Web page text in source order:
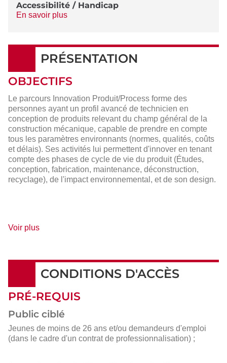
Accessibilité / Handicap
En savoir plus
PRÉSENTATION
OBJECTIFS
Le parcours Innovation Produit/Process forme des
personnes ayant un profil avancé de technicien en
conception de produits relevant du champ général de la
construction mécanique, capable de prendre en compte
tous les paramètres environnants (normes, qualités, coûts
et délais). Ses activités lui permettent d'innover en tenant
compte des phases de cycle de vie du produit (Études,
conception, fabrication, maintenance, déconstruction,
recyclage), de l'impact environnemental, et de son design.
Voir plusde
CONDITIONS D'ACCÈS
PRÉ-REQUIS
Public ciblé
Jeunes de moins de 26 ans et/ou demandeurs d'emploi
(dans le cadre d'un contrat de professionnalisation) ;